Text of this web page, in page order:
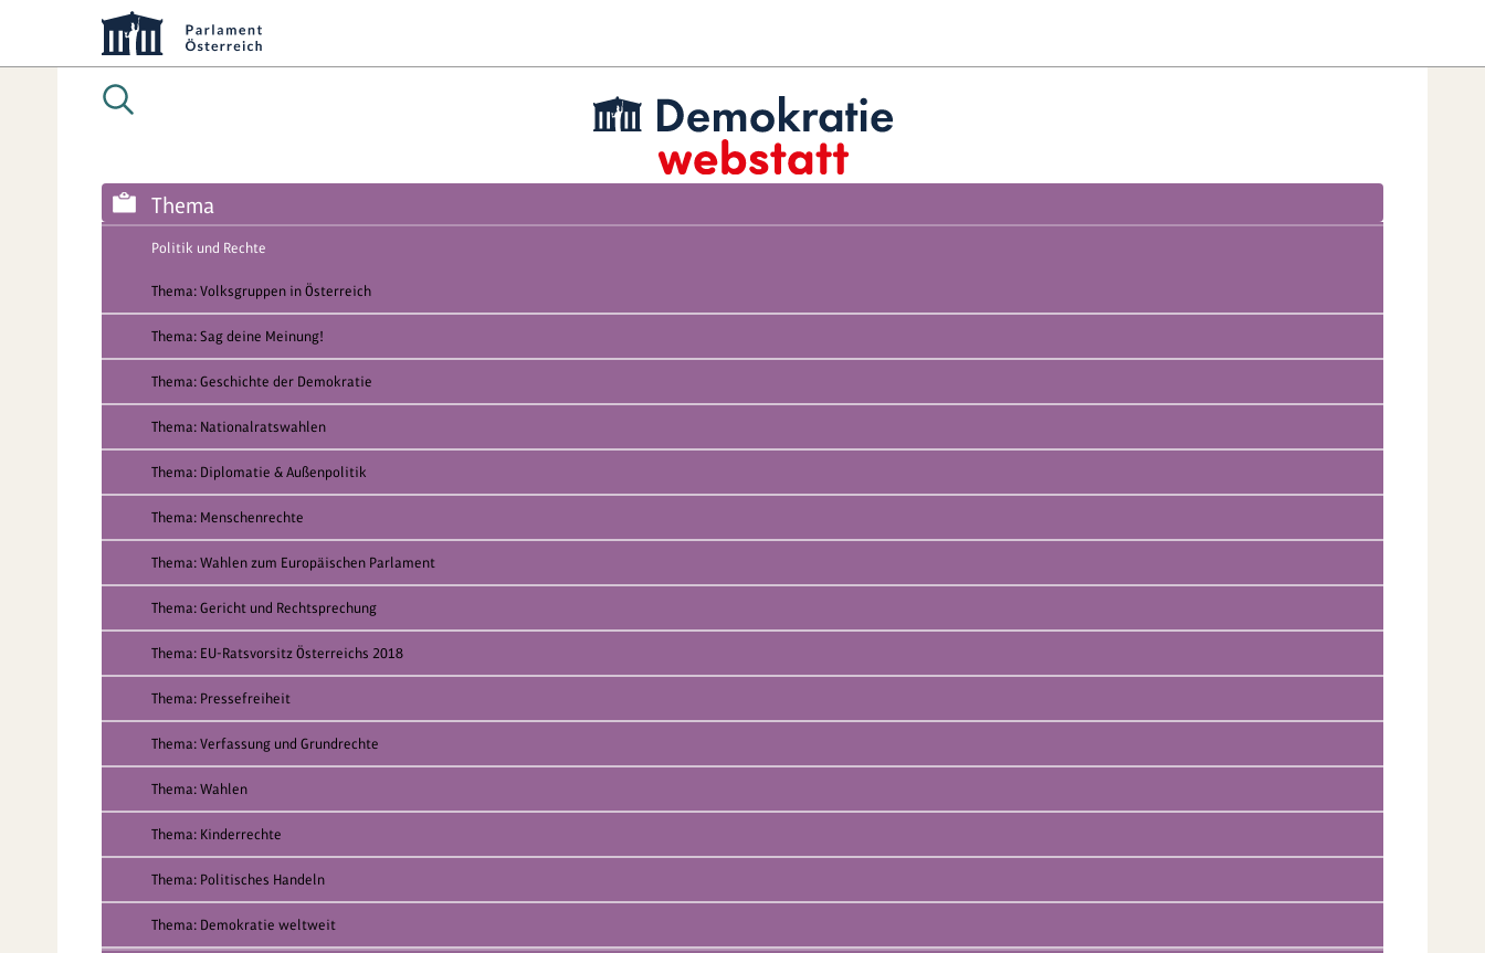
Thema
Politik und Rechte
Thema: Volksgruppen in Österreich
Thema: Sag deine Meinung!
Thema: Geschichte der Demokratie
Thema: Nationalratswahlen
Thema: Diplomatie & Außenpolitik
Thema: Menschenrechte
Thema: Wahlen zum Europäischen Parlament
Thema: Gericht und Rechtsprechung
Thema: EU-Ratsvorsitz Österreichs 2018
Thema: Pressefreiheit
Thema: Verfassung und Grundrechte
Thema: Wahlen
Thema: Kinderrechte
Thema: Politisches Handeln
Thema: Demokratie weltweit